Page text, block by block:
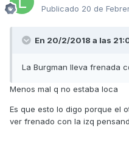
Publicado 20 de
En 20/2/2018 a las
La Burgman lleva frenada
Menos mal q no estaba loca
Es que esto lo digo porque el
ver frenado con la izq